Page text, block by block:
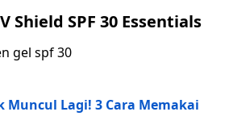
Shield SPF 30 Essentials
Muncul Lagi! 3 Cara Memakai